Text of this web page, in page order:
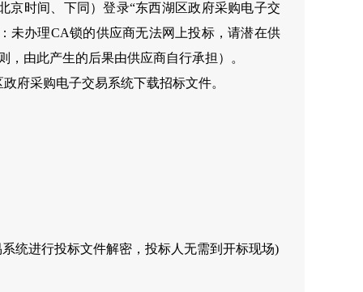
京时间、下同）登录“东西湖区政府采购电子交
未办理CA锁的供应商无法网上投标，请潜在供
由此产生的后果由供应商自行承担）。
府采购电子交易系统下载招标文件。
统进行投标文件解密，投标人无需到开标现场)